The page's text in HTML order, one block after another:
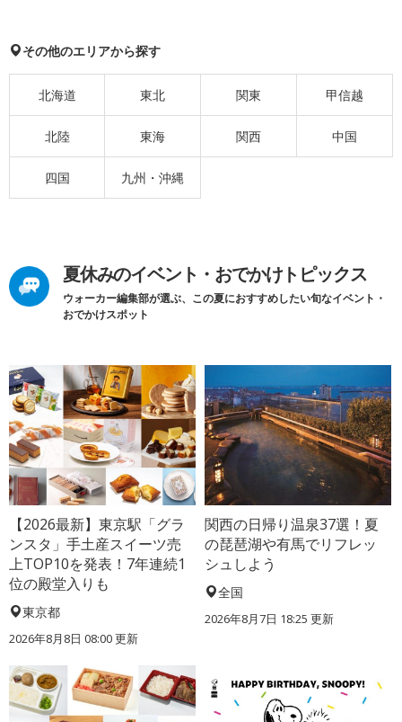
その他のエリアから探す
北海道 東北 関東 甲信越
北陸 東海 関西 中国
四国 九州・沖縄
夏休みのイベント・おでかけトピックス
ウォーカー編集部が選ぶ、この夏におすすめしたい旬なイベント・
おでかけスポット
【2026最新】東京駅「グラ
ンスタ」手土産スイーツ売
上TOP10を発表！7年連続1
位の殿堂入りも
東京都
2026年8月8日 08:00更新
関西の日帰り温泉37選！夏
の琵琶湖や有馬でリフレッ
シュしよう
全国
2026年8月7日 18:25 更新